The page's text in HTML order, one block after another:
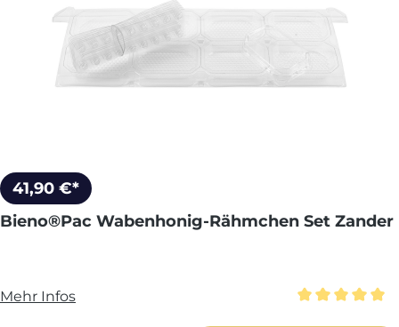
41,90 €*
Bieno®Pac Wabenhonig-Rähmchen Set Zander
Mehr Infos